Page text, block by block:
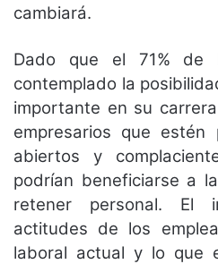
cambiará.
Dado que el 71% de
contemplado la
importante en su
empresarios que estén
abiertos y
podrían beneficiarse a
retener personal. El
actitudes de los
laboral actual y lo que